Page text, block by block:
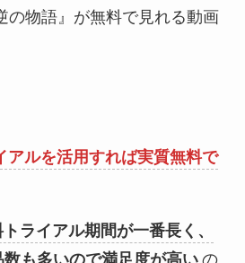
の物語』が無料で見れる動画
アルを活用すれば実質無料で
ライアル期間が一番長く、
も多いので満足度が高い の